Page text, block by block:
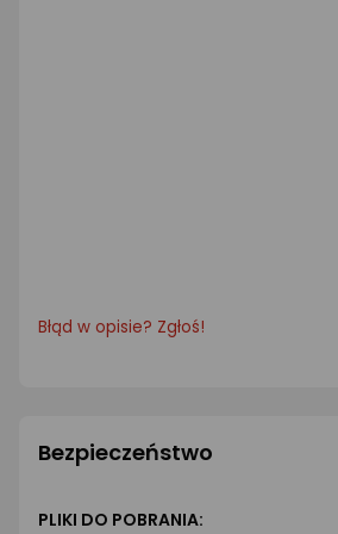
Błąd w opisie? Zgłoś!
Bezpieczeństwo
PLIKI DO POBRANIA: